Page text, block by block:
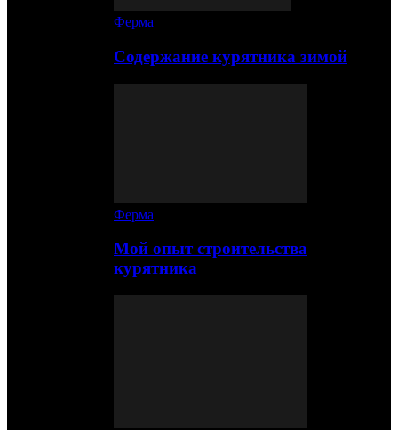
Ферма
Содержание курятника зимой
Ферма
Мой опыт строительства
курятника